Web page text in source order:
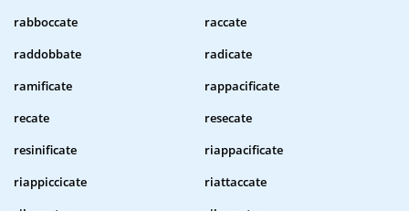
rabboccate
raccate
raddobbate
radicate
ramificate
rappacificate
recate
resecate
resinificate
riappacificate
riappiccicate
riattaccate